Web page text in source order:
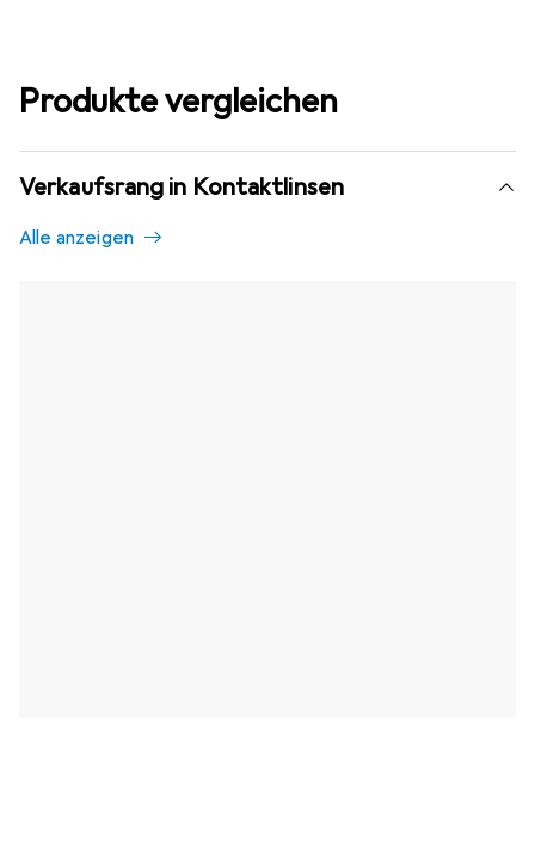
Produkte vergleichen
Verkaufsrang in Kontaktlinsen
Alle anzeigen